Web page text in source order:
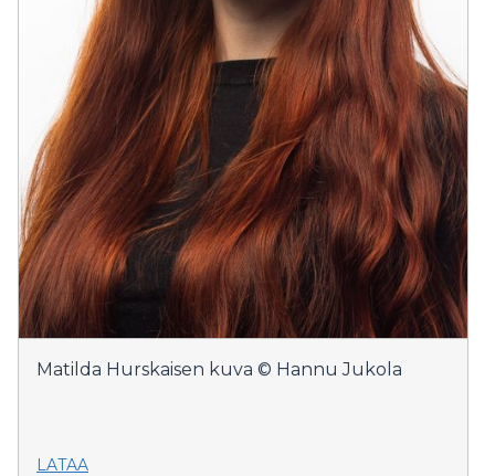
Matilda Hurskaisen kuva © Hannu Jukola
LATAA